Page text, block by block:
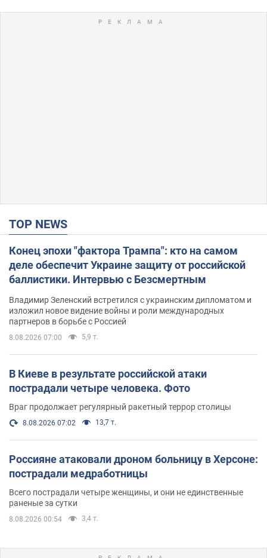
TOP NEWS
Конец эпохи "фактора Трампа": кто на самом
деле обеспечит Украине защиту от российской
баллистики. Интервью с Безсмертным
Владимир Зеленский встретился с украинским дипломатом и
изложил новое видение войны и роли международных
партнеров в борьбе с Россией
8.08.2026 07:00 5,9 т.
В Киеве в результате российской атаки
пострадали четыре человека. Фото
Враг продолжает регулярный ракетный террор столицы
8.08.2026 07:02 13,7 т.
Россияне атаковали дроном больницу в Херсоне:
пострадали медработницы
Всего пострадали четыре женщины, и они не единственные
раненые за сутки
8.08.2026 00:54 3,4 т.